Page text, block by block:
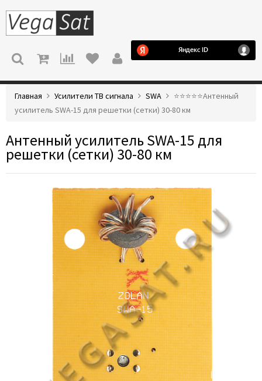
МЕНЮ
Главная Усилители ТВ сигнала SWA
⭐️⭐️⭐️⭐️⭐️Антенный
усилитель SWA-15 для решетки (сетки) 30-80 км
Антенный усилитель SWA-15 для
решетки (сетки) 30-80 км